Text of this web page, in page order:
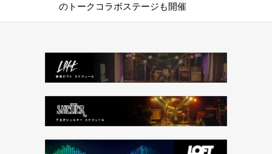
のトークコラボステージも開催